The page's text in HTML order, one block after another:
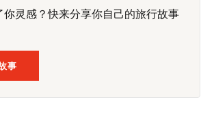
你灵感？快来分享你自己的旅行故事
事